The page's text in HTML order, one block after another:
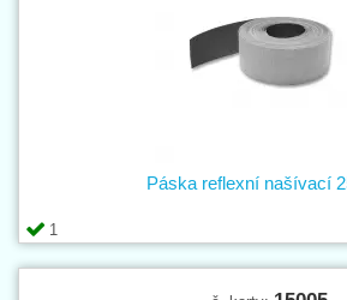
1
Páska reflexní našívací